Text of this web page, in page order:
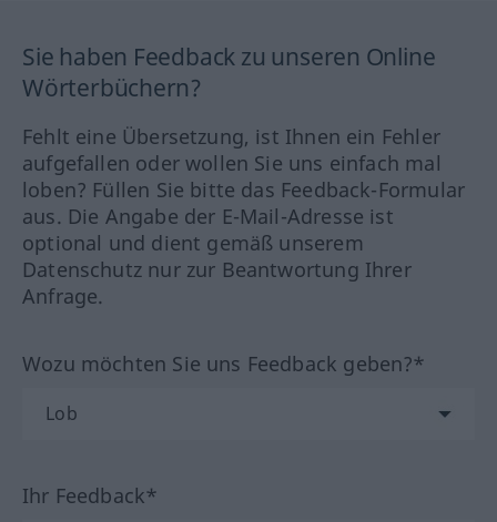
Sie haben Feedback zu unseren Online
Wörterbüchern?
Fehlt eine Übersetzung, ist Ihnen ein Fehler
aufgefallen oder wollen Sie uns einfach mal
loben? Füllen Sie bitte das Feedback-Formular
aus. Die Angabe der E-Mail-Adresse ist
optional und dient gemäß unserem
Datenschutz nur zur Beantwortung Ihrer
Anfrage.
Wozu möchten Sie uns Feedback geben?*
Ihr Feedback*